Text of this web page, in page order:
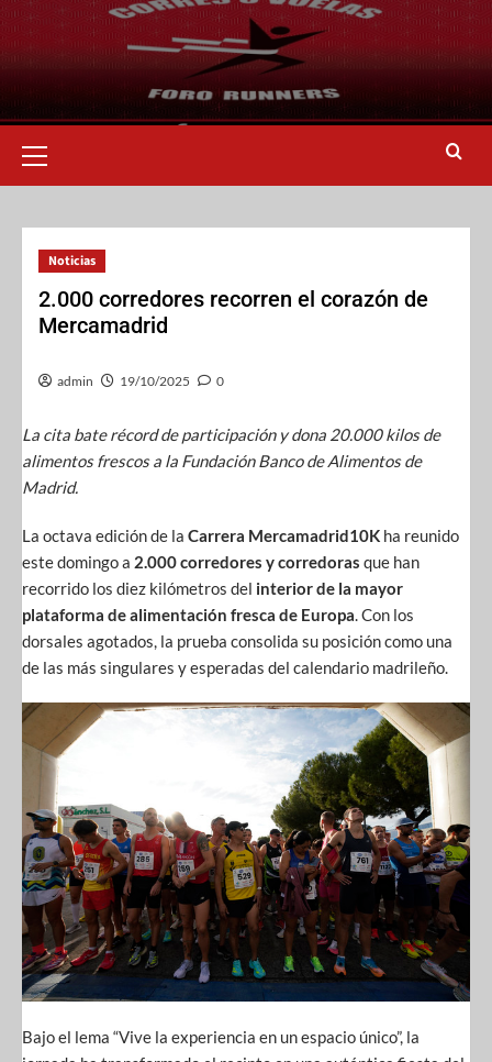
Noticias
2.000 corredores recorren el corazón de
Mercamadrid
admin 19/10/2025 0
La cita bate récord de participación y dona 20.000 kilos de
alimentos frescos a la Fundación Banco de Alimentos de
Madrid.
La octava edición de la Carrera Mercamadrid10K ha reunido
este domingo a 2.000 corredores y corredoras que han
recorrido los diez kilómetros del interior de la mayor
plataforma de alimentación fresca de Europa. Con los
dorsales agotados, la prueba consolida su posición como una
de las más singulares y esperadas del calendario madrileño.
Bajo el lema “Vive la experiencia en un espacio único”, la